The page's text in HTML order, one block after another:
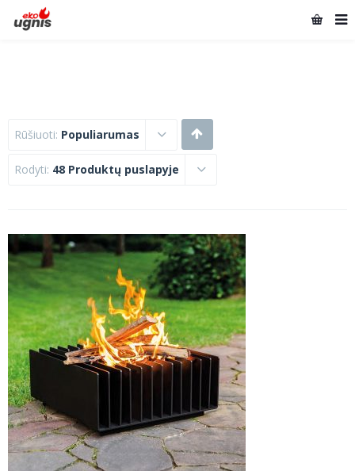
Rūšiuoti: Populiarumas
Rodyti: 48 Produktų puslapyje